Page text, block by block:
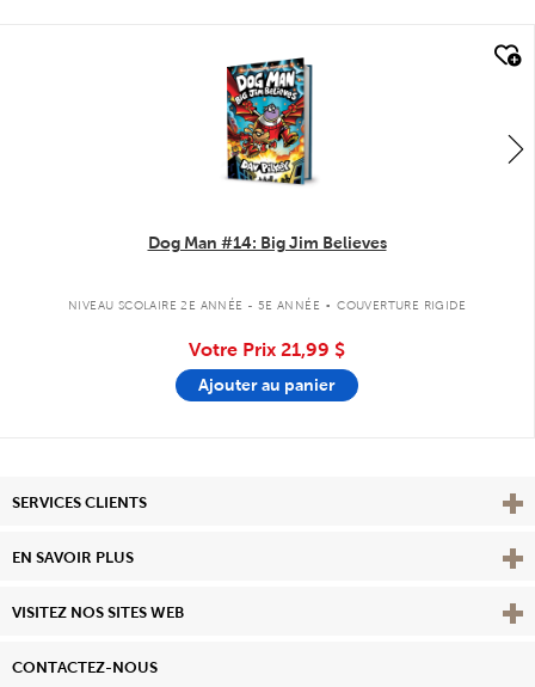
Dog Man #14: Big Jim Believes
NIVEAU SCOLAIRE 2E ANNÉE - 5E ANNÉE . COUVERTURE RIGIDE
Votre Prix 21,99 $
Ajouter au panier
SERVICES CLIENTS
EN SAVOIR PLUS View
VISITEZ NOS SITES WEB
CONTACTEZ-NOUS